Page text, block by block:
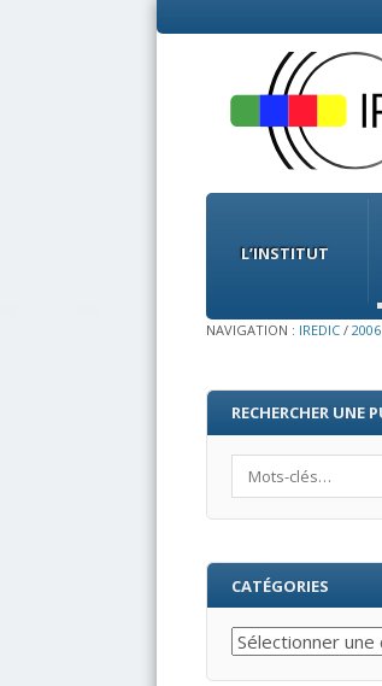
Menu
Skip
contentL’INSTITUT
NAVIGATION : IREDIC / 2006
RECHERCHER UNE
CATÉGORIES
Catégories